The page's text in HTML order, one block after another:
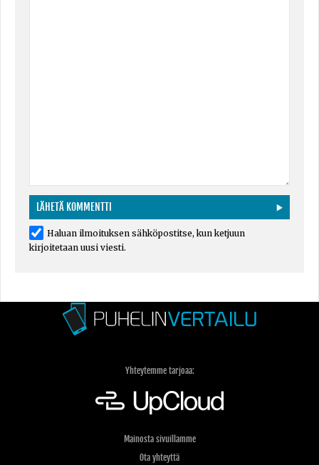
Haluan ilmoituksen sähköpostitse, kun ketjuun
kirjoitetaan uusi viesti.
Yhteytemme tarjoaa:
Mainosta sivuillamme
Ota yhteyttä